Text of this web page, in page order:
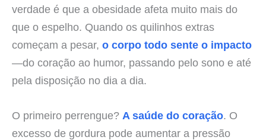
verdade é que a obesidade afeta muito mais do
que o espelho. Quando os quilinhos extras
começam a pesar, o corpo todo sente o impacto
—do coração ao humor, passando pelo sono e até
pela disposição no dia a dia.
O primeiro perrengue? A saúde do coração. O
excesso de gordura pode aumentar a pressão